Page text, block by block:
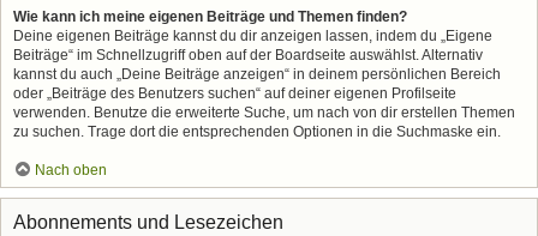
Wie kann ich meine eigenen Beiträge und Themen finden?
Deine eigenen Beiträge kannst du dir anzeigen lassen, indem du „Eigene
Beiträge“ im Schnellzugriff oben auf der Boardseite auswählst. Alternativ
kannst du auch „Deine Beiträge anzeigen“ in deinem persönlichen Bereich
oder „Beiträge des Benutzers suchen“ auf deiner eigenen Profilseite
verwenden. Benutze die erweiterte Suche, um nach von dir erstellen Themen
zu suchen. Trage dort die entsprechenden Optionen in die Suchmaske ein.
Nach oben
Abonnements und Lesezeichen